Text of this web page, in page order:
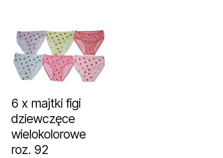
6 x majtki figi
dziewczęce
wielokolorowe
roz. 92